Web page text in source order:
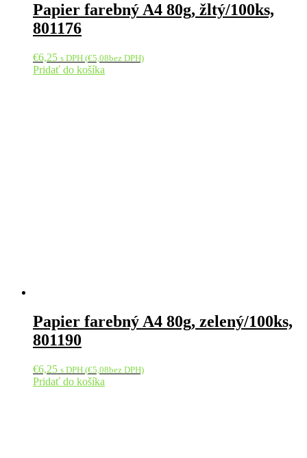
Papier farebný A4 80g, žltý/100ks,
801176
€6,25 s DPH (€5,08bez DPH)
Pridať do košíka
Papier farebný A4 80g, zelený/100ks,
801190
€6,25 s DPH (€5,08bez DPH)
Pridať do košíka